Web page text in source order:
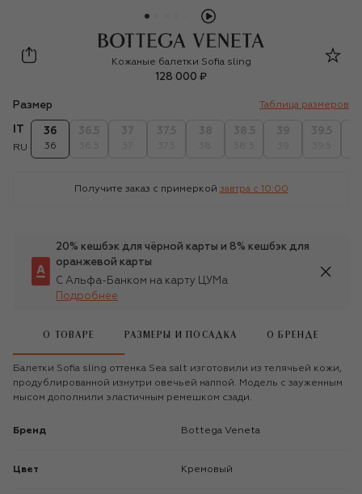
Bottega Veneta
Кожаные балетки Sofia sling
128 000 ₽
Размер Таблица размеров
RU
36
36
Получите заказ с примеркой завтра c 10:00
20% кешбэк для чёрной карты и 8% кешбэк для
оранжевой карты
С Альфа-Банком на карту ЦУМа
Подробнее
О ТОВАРЕ РАЗМЕРЫ И ПОСАДКА О БРЕНДЕ
Балетки Sofia sling оттенка Sea salt изготовили из телячьей кожи,
продублированной изнутри овечьей наппой. Модель с зауженным
мысом дополнили эластичным ремешком сзади.
Бренд Bottega Veneta
Цвет Кремовый